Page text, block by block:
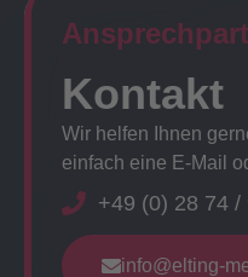
Kontakt
Wir helfen Ihnen
einfach eine E-Mail
+49 (0) 28 74 /
info@elting-